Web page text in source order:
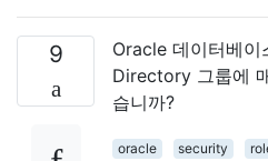
9
Oracle 데이터베
Directory 그룹에
습니까?
oracle security